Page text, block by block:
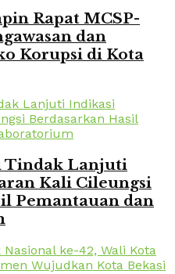
Rapat MCSP-
dan
Korupsi di Kota
Tindak Lanjuti
Kali Cileungsi
Pemantauan dan